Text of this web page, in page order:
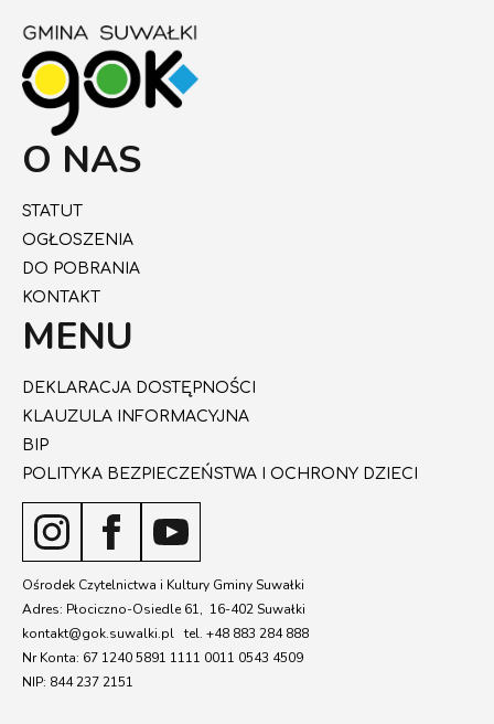
O NAS
STATUT
OGŁOSZENIA
DO POBRANIA
KONTAKT
MENU
DEKLARACJA DOSTĘPNOŚCI
KLAUZULA INFORMACYJNA
BIP
POLITYKA BEZPIECZEŃSTWA I OCHRONY DZIECI
Ośrodek Czytelnictwa i Kultury Gminy Suwałki
Adres: Płociczno-Osiedle 61, 16-402 Suwałki
kontakt@gok.suwalki.pl tel. +48 883 284 888
Nr Konta: 67 1240 5891 1111 0011 0543 4509
NIP: 844 237 2151